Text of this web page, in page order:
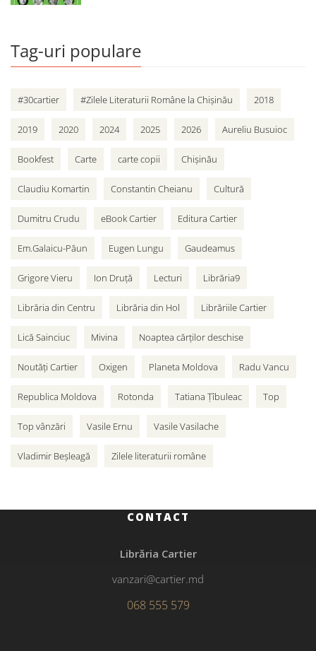
Tag-uri populare
#30cartier #Zilele Literaturii Române la Chișinău 2018
2019 2020 2024 2025 2026 Aureliu Busuioc
Bookfest Carte carte copii Chișinău
Claudiu Komartin Constantin Cheianu Cultură
Dumitru Crudu eBook Cartier Editura Cartier
Em.Galaicu-Păun Eugen Lungu Gaudeamus
Grigore Vieru Ion Druță Lecturi Librăria9
Librăria din Centru Librăria din Hol Librăriile Cartier
Lică Sainciuc Mivina Noaptea cărților deschise
Noutăți Cartier Oxigen Planeta Moldova Radu Vancu
Republica Moldova Rotonda Tatiana Țîbuleac Top
Top vânzări Vasile Ernu Vasile Vasilache
Vladimir Beșleagă Zilele literaturii române
CONTACT
Librăria Cartier
vanzari@cartier.md
068 555 579